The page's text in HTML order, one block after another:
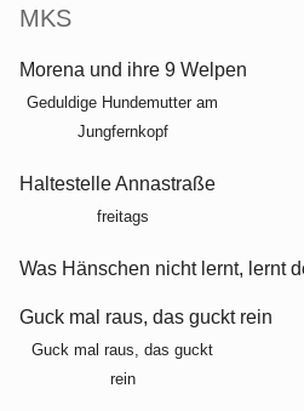
MKS
Morena und ihre 9 Welpen
Geduldige Hundemutter am
Jungfernkopf
Haltestelle Annastraße
freitags
Was Hänschen nicht lernt, lernt
Guck mal raus, das guckt rein
Guck mal raus, das guckt
rein